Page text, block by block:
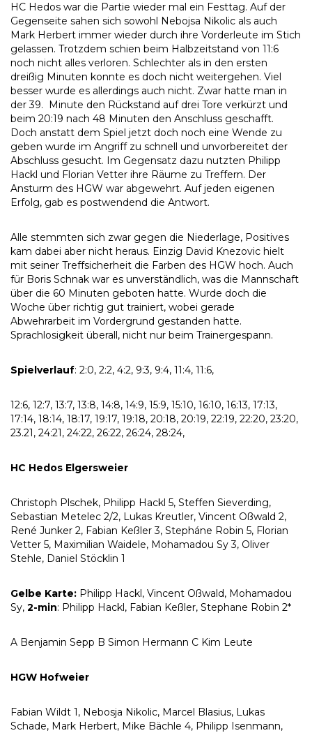
HC Hedos war die Partie wieder mal ein Festtag. Auf der
Gegenseite sahen sich sowohl Nebojsa Nikolic als auch
Mark Herbert immer wieder durch ihre Vorderleute im Stich
gelassen. Trotzdem schien beim Halbzeitstand von 11:6
noch nicht alles verloren. Schlechter als in den ersten
dreißig Minuten konnte es doch nicht weitergehen. Viel
besser wurde es allerdings auch nicht. Zwar hatte man in
der 39. Minute den Rückstand auf drei Tore verkürzt und
beim 20:19 nach 48 Minuten den Anschluss geschafft.
Doch anstatt dem Spiel jetzt doch noch eine Wende zu
geben wurde im Angriff zu schnell und unvorbereitet der
Abschluss gesucht. Im Gegensatz dazu nutzten Philipp
Hackl und Florian Vetter ihre Räume zu Treffern. Der
Ansturm des HGW war abgewehrt. Auf jeden eigenen
Erfolg, gab es postwendend die Antwort.
Alle stemmten sich zwar gegen die Niederlage, Positives
kam dabei aber nicht heraus. Einzig David Knezovic hielt
mit seiner Treffsicherheit die Farben des HGW hoch. Auch
für Boris Schnak war es unverständlich, was die Mannschaft
über die 60 Minuten geboten hatte. Wurde doch die
Woche über richtig gut trainiert, wobei gerade
Abwehrarbeit im Vordergrund gestanden hatte.
Sprachlosigkeit überall, nicht nur beim Trainergespann.
Spielverlauf: 2:0, 2:2, 4:2, 9:3, 9:4, 11:4, 11:6,
12:6, 12:7, 13:7, 13:8, 14:8, 14:9, 15:9, 15:10, 16:10, 16:13, 17:13,
17:14, 18:14, 18:17, 19:17, 19:18, 20:18, 20:19, 22:19, 22:20, 23:20,
23.21, 24:21, 24:22, 26:22, 26:24, 28:24,
HC Hedos Elgersweier
Christoph Plschek, Philipp Hackl 5, Steffen Sieverding,
Sebastian Metelec 2/2, Lukas Kreutler, Vincent Oßwald 2,
René Junker 2, Fabian Keßler 3, Stepháne Robin 5, Florian
Vetter 5, Maximilian Waidele, Mohamadou Sy 3, Oliver
Stehle, Daniel Stöcklin 1
Gelbe Karte: Philipp Hackl, Vincent Oßwald, Mohamadou
Sy, 2-min: Philipp Hackl, Fabian Keßler, Stephane Robin 2*
A Benjamin Sepp B Simon Hermann C Kim Leute
HGW Hofweier
Fabian Wildt 1, Nebosja Nikolic, Marcel Blasius, Lukas
Schade, Mark Herbert, Mike Bächle 4, Philipp Isenmann,